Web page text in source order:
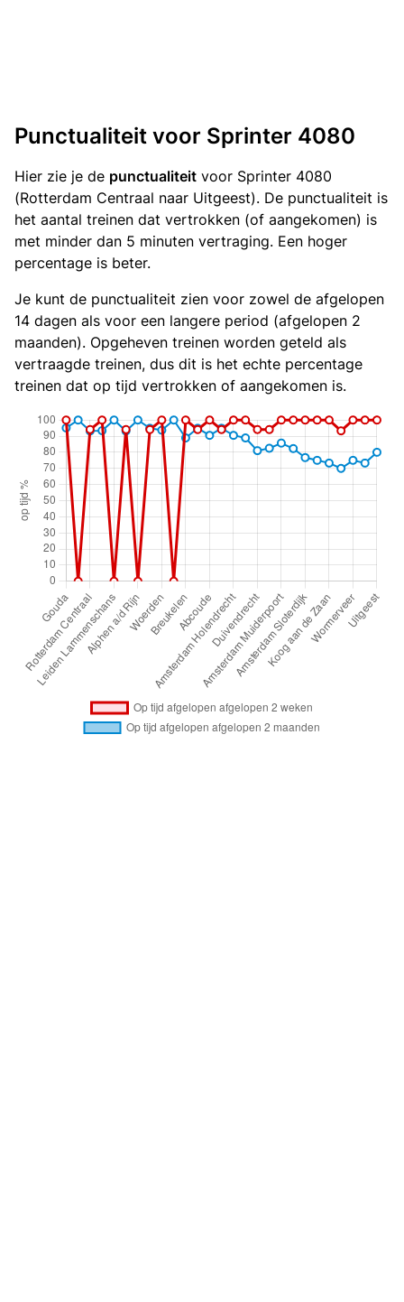
Punctualiteit voor Sprinter 4080
Hier zie je de punctualiteit voor Sprinter 4080
(Rotterdam Centraal naar Uitgeest). De punctualiteit is
het aantal treinen dat vertrokken (of aangekomen) is
met minder dan 5 minuten vertraging. Een hoger
percentage is beter.
Je kunt de punctualiteit zien voor zowel de afgelopen
14 dagen als voor een langere period (afgelopen 2
maanden). Opgeheven treinen worden geteld als
vertraagde treinen, dus dit is het echte percentage
treinen dat op tijd vertrokken of aangekomen is.